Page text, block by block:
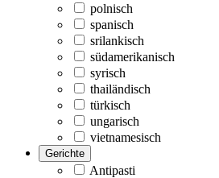
polnisch
spanisch
srilankisch
südamerikanisch
syrisch
thailändisch
türkisch
ungarisch
vietnamesisch
Gerichte
Antipasti